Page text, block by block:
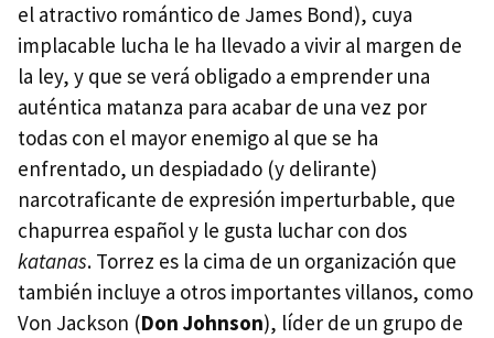
el atractivo romántico de James Bond), cuya
implacable lucha le ha llevado a vivir al margen de
la ley, y que se verá obligado a emprender una
auténtica matanza para acabar de una vez por
todas con el mayor enemigo al que se ha
enfrentado, un despiadado (y delirante)
narcotraficante de expresión imperturbable, que
chapurrea español y le gusta luchar con dos
katanas. Torrez es la cima de un organización que
también incluye a otros importantes villanos, como
Von Jackson (Don Johnson), líder de un grupo de